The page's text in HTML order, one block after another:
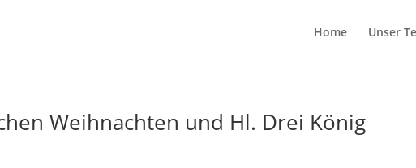
Home Unser
Weihnachten und Hl. Drei König